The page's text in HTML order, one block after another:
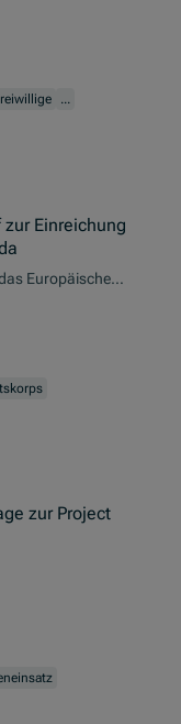
...
Einreichung
Europäische
stehen
im ESK bereit.
zur Project